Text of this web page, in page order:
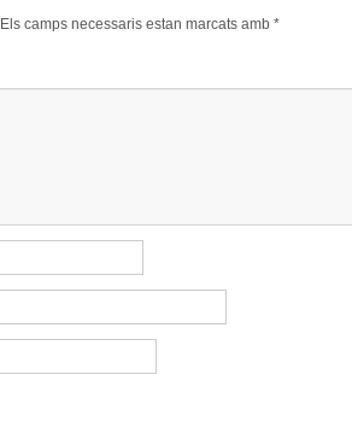
Els camps necessaris estan marcats amb *